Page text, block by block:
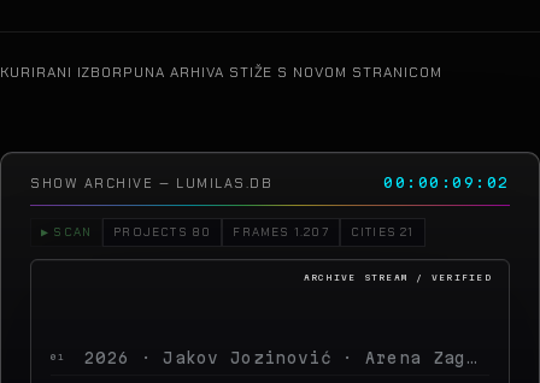
KURIRANI IZBORPUNA ARHIVA STIŽE S NOVOM STRANICOM
SHOW ARCHIVE — LUMILAS.DB 00:00:13:17
▶ SCAN PROJECTS 80 FRAMES 1.207 CITIES 21
02 2026 · Toni Cetinski · Arena Zagreb